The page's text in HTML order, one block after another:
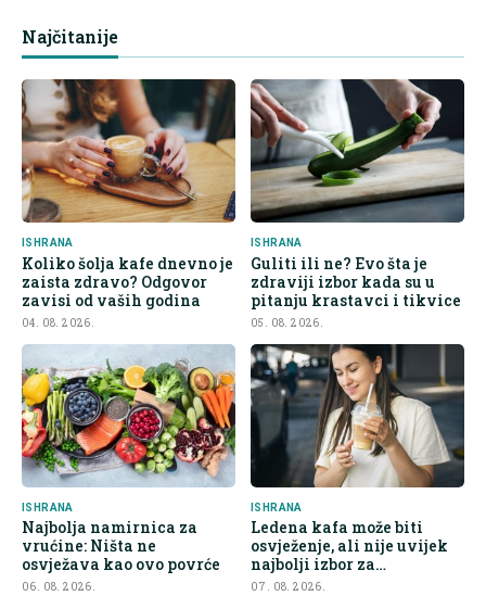
Najčitanije
ISHRANA
Koliko šolja kafe dnevno je
zaista zdravo? Odgovor
zavisi od vaših godina
04. 08. 2026.
ISHRANA
Guliti ili ne? Evo šta je
zdraviji izbor kada su u
pitanju krastavci i tikvice
05. 08. 2026.
ISHRANA
Najbolja namirnica za
vrućine: Ništa ne
osvježava kao ovo povrće
06. 08. 2026.
ISHRANA
Ledena kafa može biti
osvježenje, ali nije uvijek
najbolji izbor za
hidrataciju
07. 08. 2026.